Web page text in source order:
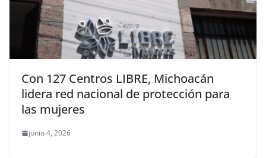
Con 127 Centros LIBRE, Michoacán
lidera red nacional de protección para
las mujeres
junio 4, 2026